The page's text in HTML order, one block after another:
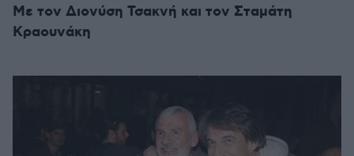
Με τον Διονύση Τσακνή και τον Σταμάτη
Κραουνάκη